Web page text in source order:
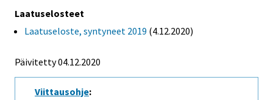
Laatuselosteet
Laatuseloste, syntyneet 2019 (4.12.2020)
Päivitetty 04.12.2020
Viittausohje: